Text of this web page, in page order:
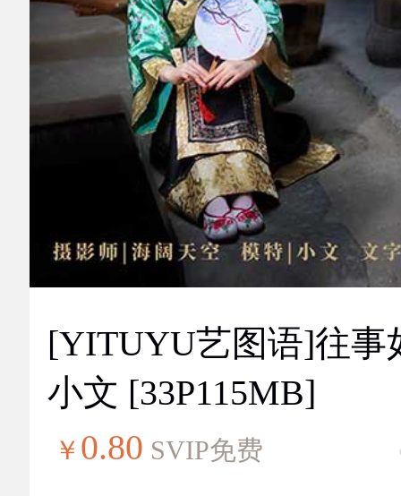
[YITUYU艺图语]往事
小文 [33P115MB]
￥ 0.80 SVIP免费